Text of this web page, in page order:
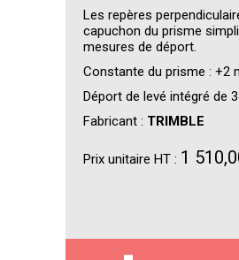
Les repères
capuchon du prisme
mesures de déport.
Constante du prisme : +2
Déport de levé intégré de
Fabricant : TRIMBLE
Prix unitaire HT : 1